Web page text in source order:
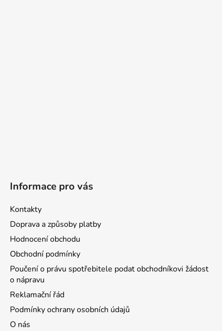
Informace pro vás
Kontakty
Doprava a způsoby platby
Hodnocení obchodu
Obchodní podmínky
Poučení o právu spotřebitele podat obchodníkovi žádost
o nápravu
Reklamační řád
Podmínky ochrany osobních údajů
O nás